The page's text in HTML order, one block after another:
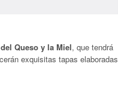
Queso y la Miel, que tendrá
exquisitas tapas elaboradas